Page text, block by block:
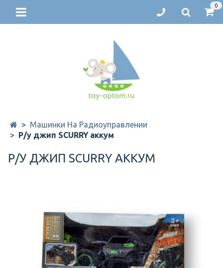
0
Машинки На Радиоуправлении
Р/у джип SCURRY аккум
Р/У ДЖИП SCURRY АККУМ